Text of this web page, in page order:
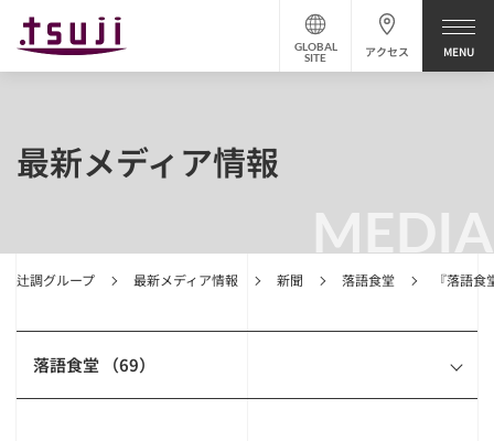
アクセス
GLOBAL
SITE
MEDIA
辻調グループ 最新メディア情報 新聞 落語食堂 『落語
最新メディア情報
落語食堂 （69）